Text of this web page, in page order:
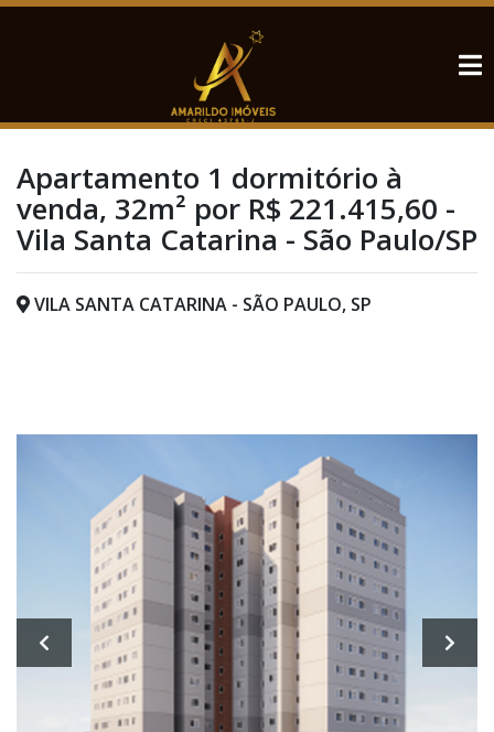
Apartamento 1 dormitório à
venda, 32m² por R$ 221.415,60 -
Vila Santa Catarina - São Paulo/SP
VILA SANTA CATARINA - SÃO PAULO, SP